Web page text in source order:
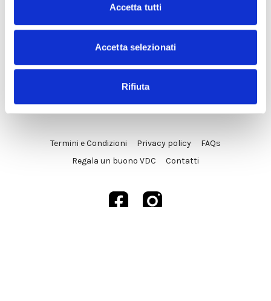
Accetta tutti
Accetta selezionati
Rifiuta
© VDC Studio srls 2025
Termini e Condizioni Privacy policy
FAQs
Regala un buono VDC
Contatti